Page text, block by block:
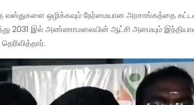
ஒழிக்கவும் நேர்மையான அரசாங்கத்தை
2031 இல் அண்ணாமலையின் ஆட்சி அமையும்